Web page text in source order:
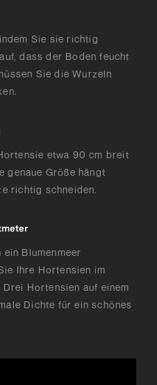
Sie sie richtig
dass der Boden feucht
Sie die Wurzeln
etwa 90 cm breit
genaue Größe hängt
richtig schneiden.
Blumenmeer
Ihre Hortensien im
Hortensien auf einem
Dichte für ein schönes